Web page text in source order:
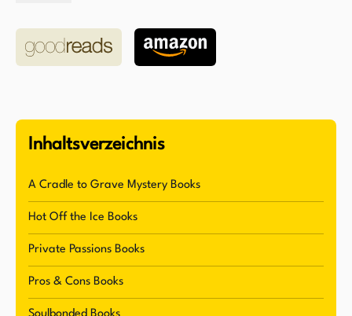
durch ihre Erfahrungen aus verschiedenen Orten
der Welt, wie New York, Los Angeles, London und
aufweist.
bis in ihre frühen Jahre zurückreicht. Nachdem
sie Zeit damit verbracht hatte, Kinder zu
und mit dem US-Außenministerium zu reisen, ist
Inhaltsverzeichnis
A Cradle to Grave Mystery Books
Hot Off the Ice Books
Private Passions Books
Pros & Cons Books